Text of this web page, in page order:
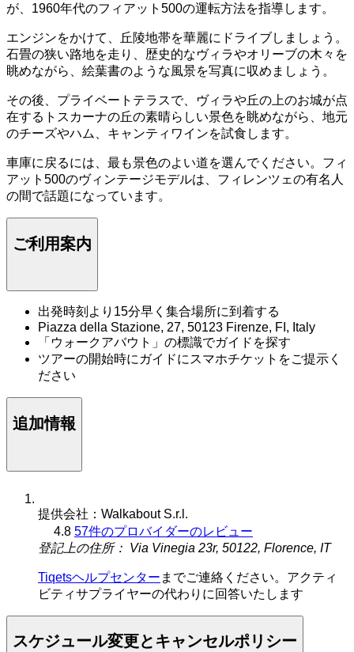
が、1960年代のフィアット500の運転方法を指導します。
エンジンをかけて、丘陵地帯を華麗にドライブしましょう。
石畳の狭い路地を走り、歴史的なヴィラやオリーブの木々を
眺めながら、絵葉書のような風景を写真に収めましょう。
その後、プライベートテラスで、ヴィラや丘の上のお城が点
在するトスカーナの丘の素晴らしい景色を眺めながら、地元
のチーズやハム、キャンティワインを試食します。
車庫に戻るには、最も景色のよい道を選んでください。フィ
アット500のヴィンテージモデルは、フィレンツェの有名人
の間で話題になっています。
ご利用案内
出発時刻より15分早く集合場所に到着する
Piazza della Stazione, 27, 50123 Firenze, FI, Italy
「ウォークアバウト」の標識でガイドを探す
ツアーの開始時にガイドにスマホチケットをご提示く
ださい
追加情報
提供会社：Walkabout S.r.l.
4.8 57件のプロバイダーのレビュー
登記上の住所： Via Vinegia 23r, 50122, Florence, IT
Tiqetsヘルプセンター までご連絡ください。アクティ
ビティサプライヤーの代わりに回答いたします
スケジュール変更とキャンセルポリシー